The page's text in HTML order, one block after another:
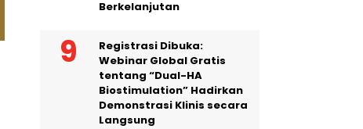
Berkelanjutan
Registrasi Dibuka:
Webinar Global Gratis
tentang “Dual-HA
Biostimulation” Hadirkan
Demonstrasi Klinis secara
Langsung